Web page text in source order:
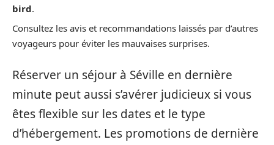
bird.
Consultez les avis et recommandations laissés par d’autres
voyageurs pour éviter les mauvaises surprises.
Réserver un séjour à Séville en dernière
minute peut aussi s’avérer judicieux si vous
êtes flexible sur les dates et le type
d’hébergement. Les promotions de dernière